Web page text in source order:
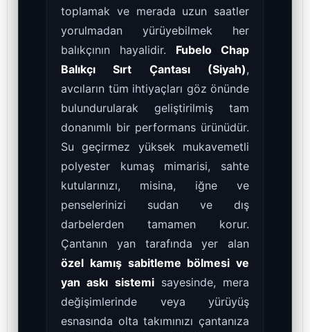
toplamak ve merada uzun saatler
yorulmadan yürüyebilmek her
balıkçının hayalidir. Fubelo Chap
Balıkçı Sırt Çantası (Siyah),
avcıların tüm ihtiyaçları göz önünde
bulundurularak geliştirilmiş tam
donanımlı bir performans ürünüdür.
Su geçirmez yüksek mukavemetli
polyester kumaş mimarisi, sahte
kutularınızı, misina, iğne ve
penselerinizi sudan ve dış
darbelerden tamamen korur.
Çantanın yan tarafında yer alan
özel kamış sabitleme bölmesi ve
yan askı sistemisayesinde, mera
değişimlerinde veya yürüyüş
esnasında olta takımınızı çantanıza